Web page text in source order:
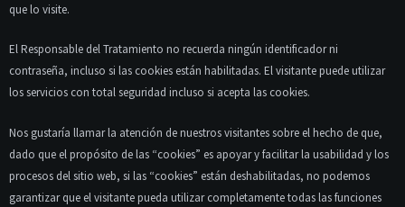
que lo visite.
El Responsable del Tratamiento no recuerda ningún identificador ni
contraseña, incluso si las cookies están habilitadas. El visitante puede utilizar
los servicios con total seguridad incluso si acepta las cookies.
Nos gustaría llamar la atención de nuestros visitantes sobre el hecho de que,
dado que el propósito de las “cookies” es apoyar y facilitar la usabilidad y los
procesos del sitio web, si las “cookies” están deshabilitadas, no podemos
garantizar que el visitante pueda utilizar completamente todas las funciones